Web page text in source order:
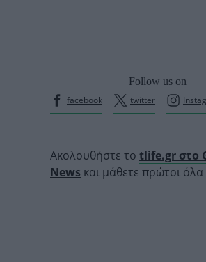
Follow us on
facebook
twitter
Ακολουθήστε το tlife.gr στο
News και μάθετε πρώτοι